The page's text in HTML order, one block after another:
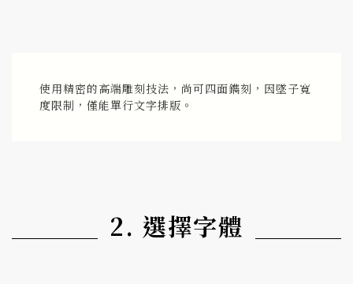
使用精密的高端雕刻技法，尚可四面鐫刻，因墜子寬
度限制，僅能單行文字排版。
2. 選擇字體